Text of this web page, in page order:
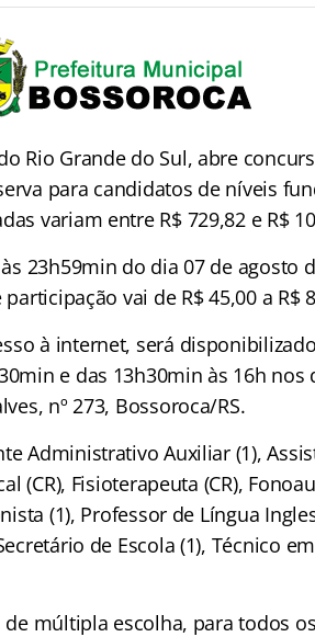
Rio Grande do Sul, abre
para candidatos de níveis
variam entre R$ 729,82 e R$
23h59min do dia 07 de agosto
vai de R$ 45,00 a R$
à internet, será
e das 13h30min às 16h nos
nº 273, Bossoroca/RS.
Administrativo Auxiliar (1),
(CR), Fisioterapeuta (CR),
(1), Professor de Língua
de Escola (1), Técnico
múltipla escolha, para todos